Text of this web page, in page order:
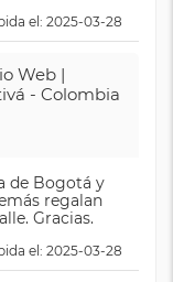
el: 2025-03-28
Web |
- Colombia
de Bogotá y
regalan
Gracias.
el: 2025-03-28